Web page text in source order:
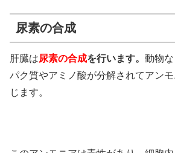
尿素の合成
肝臓は尿素の合成を行います。 動物
パク質やアミノ酸が分解されてアン
じます。